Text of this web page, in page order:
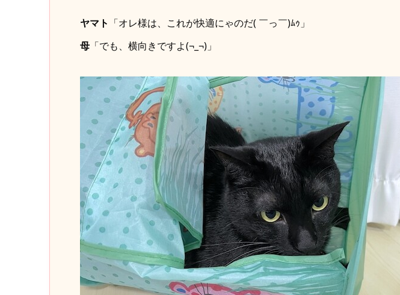
ヤマト 「オレ様は、これが快適にゃのだ( ￣っ￣)ﾑｩ」
母「でも、横向きですよ(¬_¬)」